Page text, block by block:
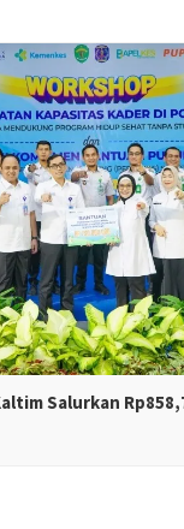
Salurkan